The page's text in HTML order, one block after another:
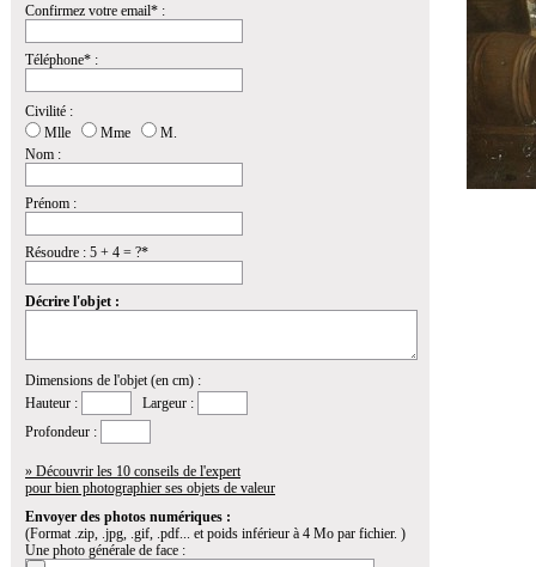
Confirmez votre email* :
Téléphone* :
Civilité :
Mlle
Mme
M.
Nom :
Prénom :
Résoudre : 5 + 4 = ?*
Décrire l'objet :
Dimensions de l'objet (en cm) :
Hauteur :
Largeur :
Profondeur :
» Découvrir les 10 conseils de l'expert
pour bien photographier ses objets de valeur
Envoyer des photos numériques :
(Format .zip, .jpg, .gif, .pdf... et poids inférieur à 4 Mo par fichier. )
Une photo générale de face :